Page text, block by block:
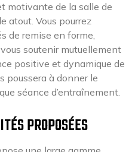
motivante de la salle de
atout. Vous pourrez
de remise en forme,
soutenir mutuellement
positive et dynamique de
poussera à donner le
séance d’entraînement.
PROPOSÉES